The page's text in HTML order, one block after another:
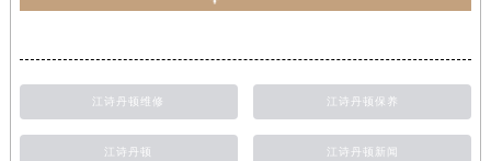
江诗丹顿维修 江诗丹顿保养
江诗丹顿 江诗丹顿新闻